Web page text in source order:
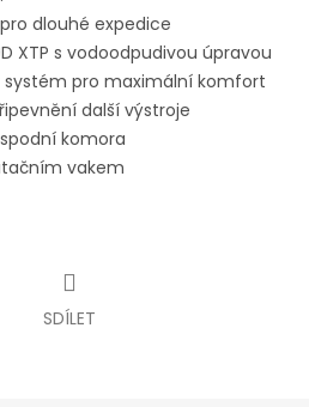
dlouhé expedice
XTP s vodoodpudivou úpravou
pro maximální komfort
další výstroje
komora
vakem
SDÍLET